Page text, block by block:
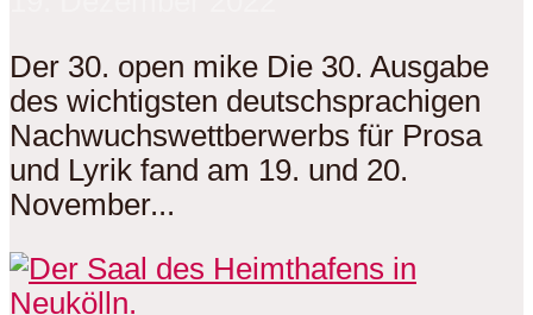
Der 30. open mike Die 30. Ausgabe
des wichtigsten deutschsprachigen
Nachwuchswettberwerbs für Prosa
und Lyrik fand am 19. und 20.
November...